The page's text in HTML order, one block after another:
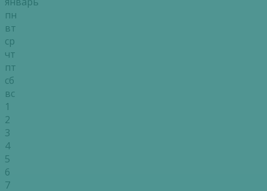
пн
вт
ср
чт
пт
сб
вс
1
2
3
4
5
6
7